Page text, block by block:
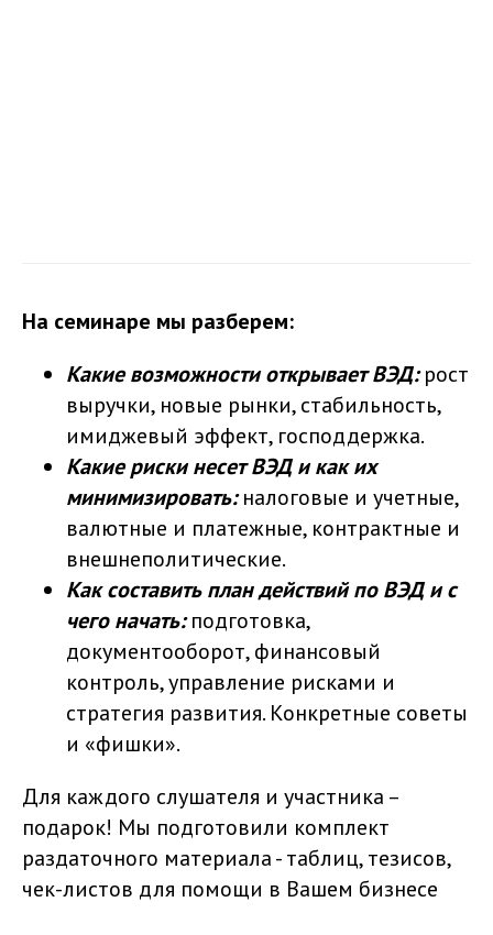
На семинаре мы разберем:
Какие возможности открывает ВЭД:рост
выручки, новые рынки, стабильность,
имиджевый эффект, господдержка.
Какие риски несет ВЭД и как их
минимизировать:налоговые и учетные,
валютные и платежные, контрактные и
внешнеполитические.
Как составить план действий по ВЭД и с
чего начать:подготовка,
документооборот, финансовый
контроль, управление рисками и
стратегия развития. Конкретные советы
и «фишки».
Для каждого слушателя и участника –
подарок! Мы подготовили комплект
раздаточного материала - таблиц, тезисов,
чек-листов для помощи в Вашем бизнесе